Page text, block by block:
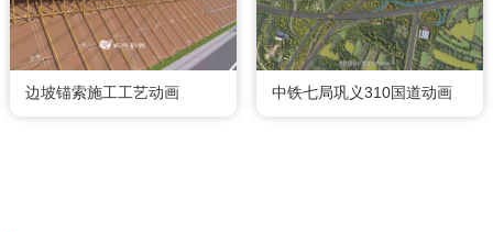
边坡锚索施工工艺动画 中铁七局巩义310国道动画